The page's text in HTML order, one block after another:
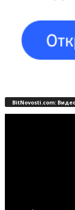
BitNovosti.com: